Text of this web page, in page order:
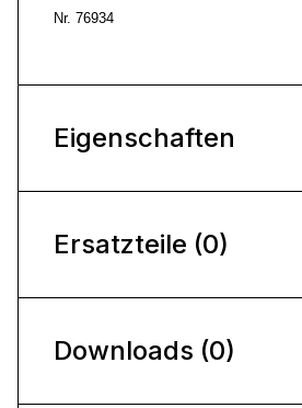
Nr. 76934
Eigenschaften
Ersatzteile (0)
Downloads (0)